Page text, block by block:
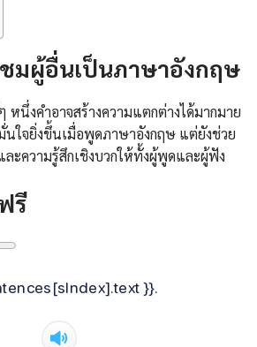
ชมผู้อื่นเป็นภาษาอังกฤษ
หนึ่งคำอาจสร้างความแตกต่างได้มากมาย
ใจยิ่งขึ้นเมื่อพูดภาษาอังกฤษ แต่ยังช่วย
ะความรู้สึกเชิงบวกให้ทั้งผู้พูดและผู้ฟัง
รี
}}.